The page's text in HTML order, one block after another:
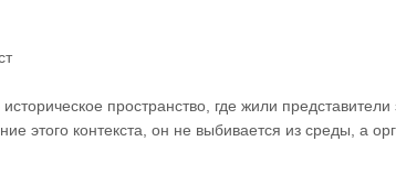
пространство, где жили представители
контекста, он не выбивается из среды, а